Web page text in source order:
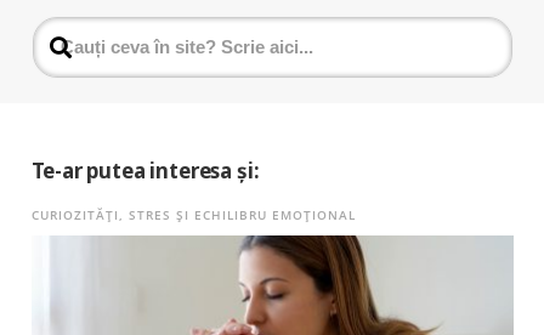
Te-ar putea interesa și:
CURIOZITĂȚI STRES ȘI ECHILIBRU EMOȚIONAL